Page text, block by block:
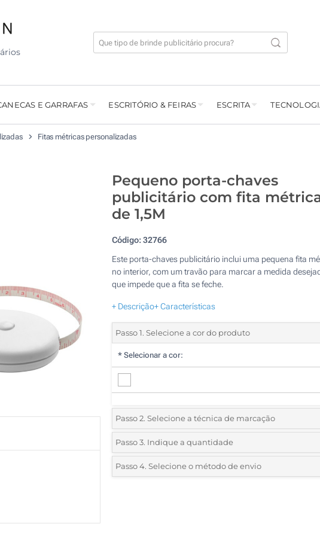
E GARRAFAS ESCRITÓRIO & FEIRAS ESCRITA
Fitas métricas personalizadas
Pequeno porta-chaves
publicitário com fita
de 1,5M
Código:32766
Este porta-chaves publicitário inclui uma pequena fita
no interior, com um travão para marcar a medida
que impede que a fita se feche.
+ Descrição+ Características
Passo 1. Selecione a cor do produto
* Selecionar a cor:
Passo 2. Selecione a técnica de marcação
*Selecione o tipo de marcação e as cores do logotipo:
1 Cor (Num lado)
Passo 3. Indique a quantidade
*Quantidade mínima:25
Passo 4. Selecione o método de envio